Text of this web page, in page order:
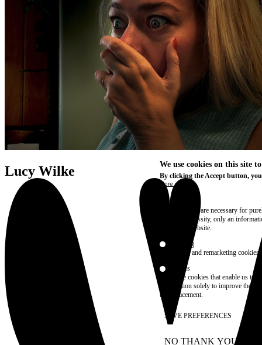
Lucy Wilke We use cookies on this site
By clicking the Accept button,
More info
Essential
These cookies are necessary for
technical necessity, only an
access the website.
Marketing
advertising and remarketing cookies,
Statistics
These are cookies that enable us
information solely to improve the
their placement.
SAVE PREFERENCES
NO THANK YOU